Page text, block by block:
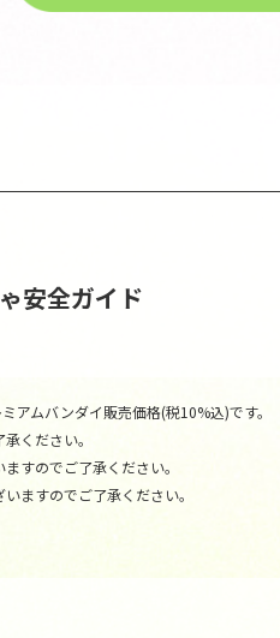
安全ガイド
ムバンダイ販売価格(税10%込)です。
ください。
すのでご了承ください。
ますのでご了承ください。